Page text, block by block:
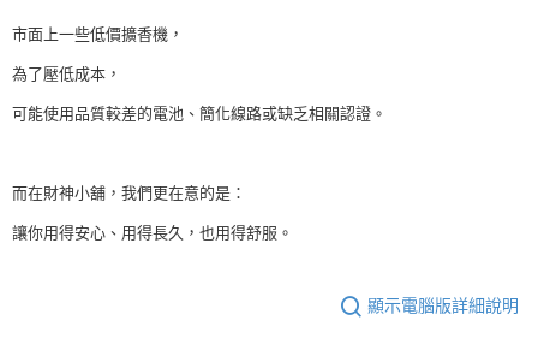
市面上一些低價擴香機，
為了壓低成本，
可能使用品質較差的電池、簡化線路或缺乏相關認證。
而在財神小舖，我們更在意的是：
讓你用得安心、用得長久，也用得舒服。
顯示電腦版詳細說明